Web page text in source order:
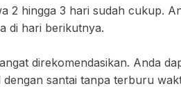
2 hingga 3 hari sudah cukup.
di hari berikutnya.
direkomendasikan. Anda
santai tanpa terburu